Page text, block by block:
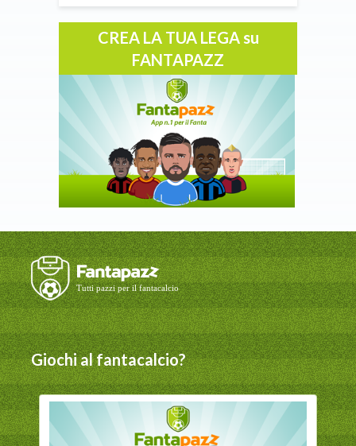
CREA LA TUA LEGA su
FANTAPAZZ
Giochi al fantacalcio?